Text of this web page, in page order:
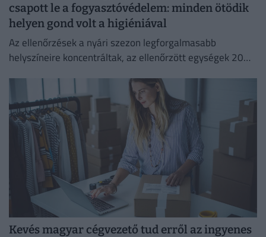
csapott le a fogyasztóvédelem: minden ötödik
helyen gond volt a higiéniával
Az ellenőrzések a nyári szezon legforgalmasabb
helyszíneire koncentráltak, az ellenőrzött egységek 20
Kevés magyar cégvezető tud erről az ingyenes